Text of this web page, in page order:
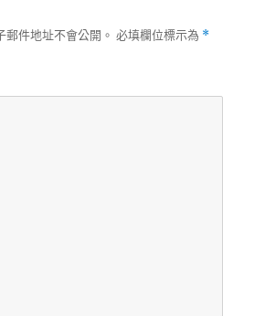
件地址不會公開。 必填欄位標示為 *